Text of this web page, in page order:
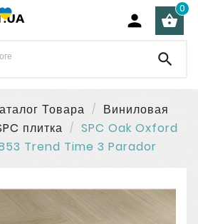
 
0

Товара
Виниловая
плитка
SPC Oak Oxford
Trend Time 3 Parador